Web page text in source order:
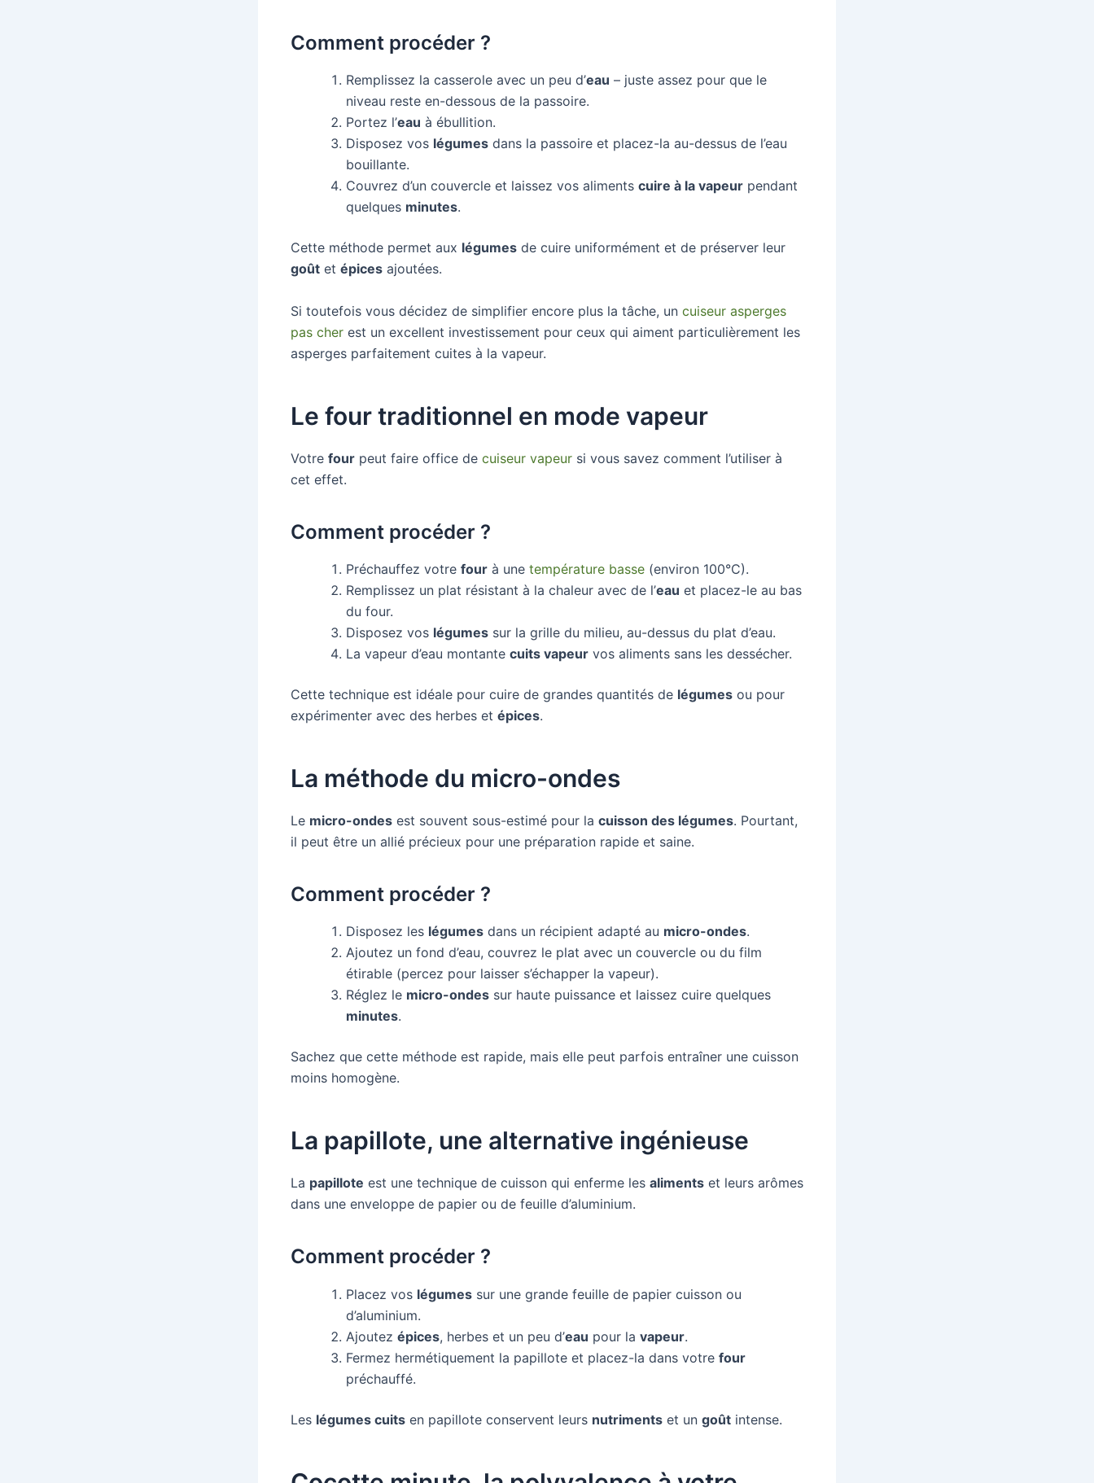
Comment procéder ?
Remplissez la casserole avec un peu d’eau – juste assez pour que le
niveau reste en-dessous de la passoire.
Portez l’eau à ébullition.
Disposez vos légumes dans la passoire et placez-la au-dessus de l’eau
bouillante.
Couvrez d’un couvercle et laissez vos aliments cuire à la vapeur pendant
quelques minutes.
Cette méthode permet aux légumes de cuire uniformément et de préserver leur
goût et épices ajoutées.
Si toutefois vous décidez de simplifier encore plus la tâche, un cuiseur asperges
pas cher est un excellent investissement pour ceux qui aiment particulièrement les
asperges parfaitement cuites à la vapeur.
Le four traditionnel en mode vapeur
Votre four peut faire office de cuiseur vapeur si vous savez comment l’utiliser à
cet effet.
Comment procéder ?
Préchauffez votre four à une température basse (environ 100°C).
Remplissez un plat résistant à la chaleur avec de l’eau et placez-le au bas
du four.
Disposez vos légumes sur la grille du milieu, au-dessus du plat d’eau.
La vapeur d’eau montante cuits vapeur vos aliments sans les dessécher.
Cette technique est idéale pour cuire de grandes quantités de légumes ou pour
expérimenter avec des herbes et épices.
La méthode du micro-ondes
Le micro-ondes est souvent sous-estimé pour la cuisson des légumes. Pourtant,
il peut être un allié précieux pour une préparation rapide et saine.
Comment procéder ?
Disposez les légumes dans un récipient adapté au micro-ondes.
Ajoutez un fond d’eau, couvrez le plat avec un couvercle ou du film
étirable (percez pour laisser s’échapper la vapeur).
Réglez le micro-ondes sur haute puissance et laissez cuire quelques
minutes.
Sachez que cette méthode est rapide, mais elle peut parfois entraîner une cuisson
moins homogène.
La papillote, une alternative ingénieuse
La papillote est une technique de cuisson qui enferme les aliments et leurs arômes
dans une enveloppe de papier ou de feuille d’aluminium.
Comment procéder ?
Placez vos légumes sur une grande feuille de papier cuisson ou
d’aluminium.
Ajoutez épices, herbes et un peu d’eau pour la vapeur.
Fermez hermétiquement la papillote et placez-la dans votre four
préchauffé.
Les légumes cuits en papillote conservent leurs nutriments et un goût intense.